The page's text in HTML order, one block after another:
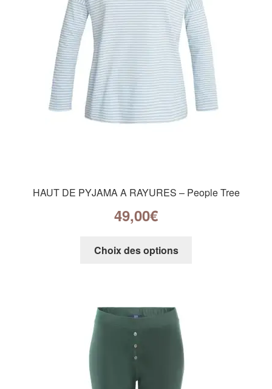
HAUT DE PYJAMA A RAYURES – People Tree
49,00€
Choix des options